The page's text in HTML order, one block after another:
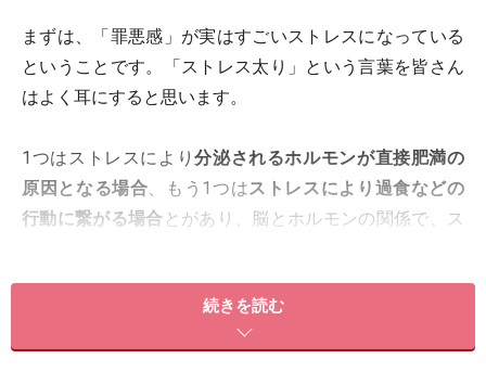
まずは、「罪悪感」が実はすごいストレスになっている
ということです。「ストレス太り」という言葉を皆さん
はよく耳にすると思います。
1つはストレスにより分泌されるホルモンが直接肥満の
原因となる場合、もう1つはストレスにより過食などの
行動に繋がる場合 とがあり、脳とホルモンの関係で、ス
す。
続きを読む